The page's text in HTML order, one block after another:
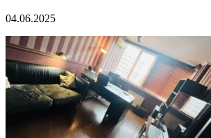
04.06.2025